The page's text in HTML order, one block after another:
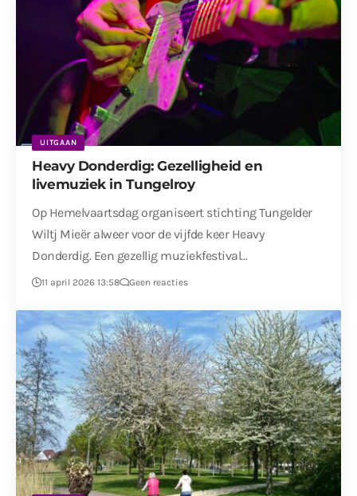
UITGAAN
Heavy Donderdig: Gezelligheid en
livemuziek in Tungelroy
Op Hemelvaartsdag organiseert stichting Tungelder
Wiltj Mieër alweer voor de vijfde keer Heavy
Donderdig. Een gezellig muziekfestival…
11 april 2026 13:58 Geen reacties